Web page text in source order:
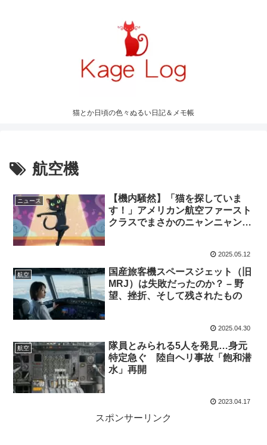
猫とか日頃の色々ぬるい日記＆メモ帳
航空機
ニュース
【機内騒然】「猫を探していま
す！」アメリカン航空ファースト
クラスでまさかのニャンニャン事
2025.05.12
航空
国産旅客機スペースジェット（旧
MRJ）は失敗だったのか？ – 野
望、挫折、そして残されたもの
2025.04.30
航空
隊員とみられる5人を発見…身元
特定急ぐ 陸自ヘリ事故「飽和潜
水」再開
2023.04.17
スポンサーリンク